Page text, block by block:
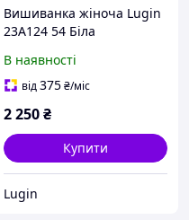
Вишиванка жіноча Lugin
23А124 54 Біла
В наявності
від375₴/міс
2 250₴
Купити
Lugin